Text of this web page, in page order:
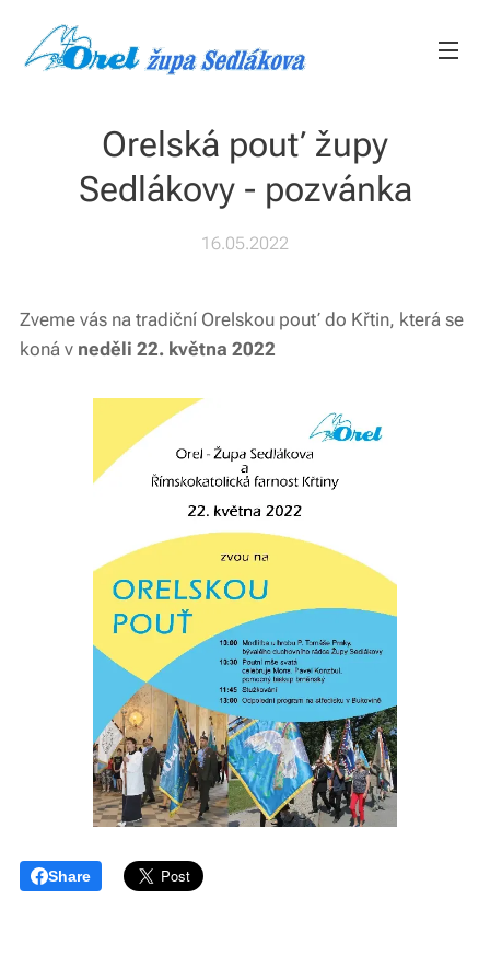
Orelská pouť župy
Sedlákovy - pozvánka
16.05.2022
Zveme vás na tradiční Orelskou pouť do Křtin, která se
koná v neděli 22. května 2022
Share